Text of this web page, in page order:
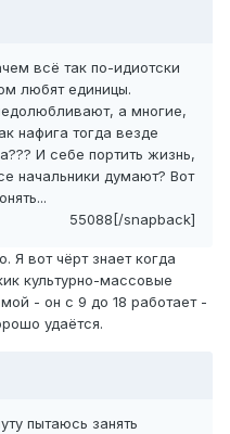
всё так по-идиотски
любят единицы.
а многие,
нафига тогда везде
И себе портить жизнь,
начальники думают? Вот
55088[/snapback]
Я вот чёрт знает когда
культурно-массовые
- он с 9 до 18 работает -
удаётся.
пытаюсь занять